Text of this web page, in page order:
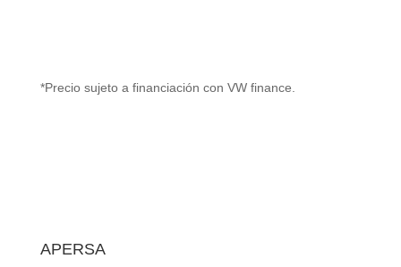
*Precio sujeto a financiación con VW finance.
APERSA